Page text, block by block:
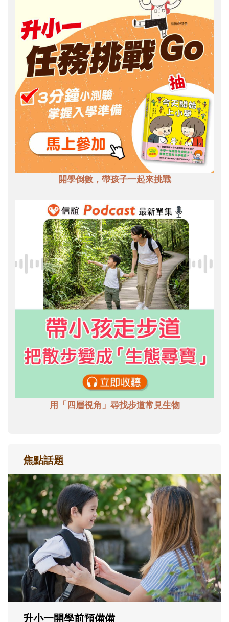
開學倒數，帶孩子一起來挑戰
用「四層視角」尋找步道常見生物
焦點話題
和孩子一起長大的那個男人│讀懂父親的
不同模樣
沒有人天生就擅長當爸爸！男人總是在一次
次「前所未有」的體驗中，跟著孩子一起長
大。從給予安全感的肢體遊戲，到獨立自
主、角色認同及解決問題的能力養成。爸爸
正嘗試用不同的模樣，參與孩子每個重要的